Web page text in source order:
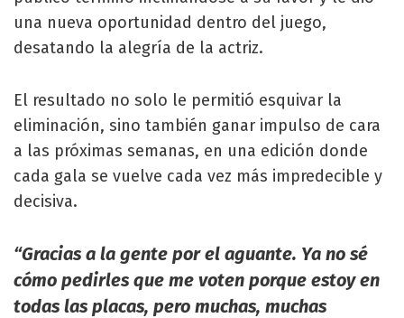
una nueva oportunidad dentro del juego,
desatando la alegría de la actriz.
El resultado no solo le permitió esquivar la
eliminación, sino también ganar impulso de cara
a las próximas semanas, en una edición donde
cada gala se vuelve cada vez más impredecible y
decisiva.
“Gracias a la gente por el aguante. Ya no sé
cómo pedirles que me voten porque estoy en
todas las placas, pero muchas, muchas